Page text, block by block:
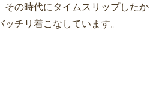
その時代にタイムスリップしたか
チリ着こなしています。